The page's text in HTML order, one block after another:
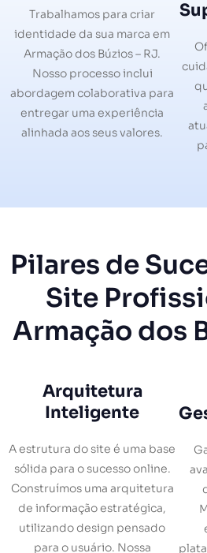
Trabalhamos para criar
identidade da sua marca em
Armação dos Búzios – RJ.
Nosso processo inclui
abordagem colaborativa para
entregar uma experiência
alinhada aos seus valores.
Pilares de
Site
Armação dos
Arquitetura
Inteligente
A estrutura do site é uma base
sólida para o sucesso online.
Construímos uma arquitetura
de informação estratégica,
utilizando design pensado
para o usuário. Nossa